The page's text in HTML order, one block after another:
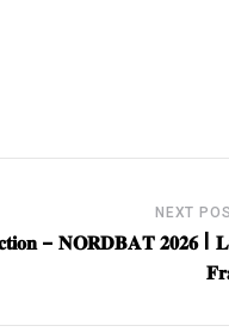
NEXT
– 𝐍𝐎𝐑𝐃𝐁𝐀𝐓 𝟐𝟎𝟐𝟔 |